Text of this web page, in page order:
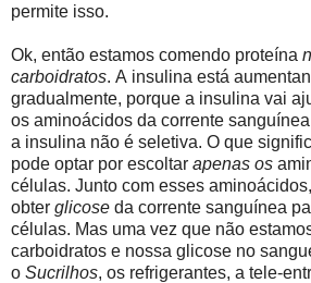
permite isso.
Ok, então estamos comendo proteína
carboidratos. A insulina está
gradualmente, porque a insulina vai
os aminoácidos da corrente
a insulina não é seletiva. O que
pode optar por escoltar apenas os
células. Junto com esses
obter glicose da corrente sanguínea
células. Mas uma vez que não
carboidratos e nossa glicose no
o Sucrilhos, os refrigerantes, a tele-